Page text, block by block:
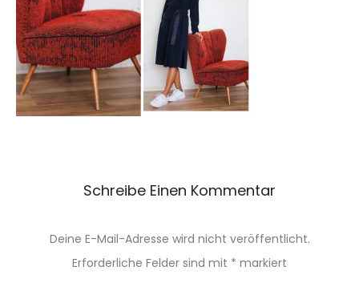
Schreibe Einen Kommentar
Deine E-Mail-Adresse wird nicht veröffentlicht.
Erforderliche Felder sind mit * markiert